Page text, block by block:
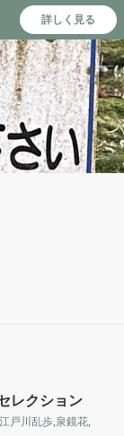
詳しく見る
レクション
江戸川乱歩,泉鏡花,